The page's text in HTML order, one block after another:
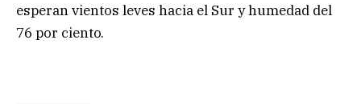
esperan vientos leves hacia el Sur y humedad del
76 por ciento.